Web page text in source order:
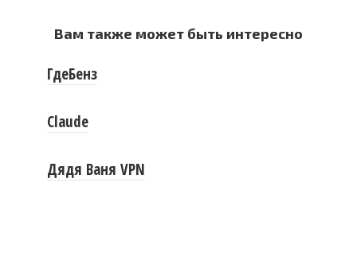
Вам также может быть интересно
ГдеБенз
Claude
Дядя Ваня VPN